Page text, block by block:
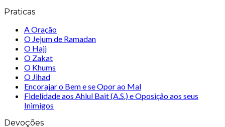
Praticas
A Oração
O Jejum de Ramadan
O Hajj
O Zakat
O Khums
O Jihad
Encorajar o Bem e se Opor ao Mal
Fidelidade aos Ahlul Bait (A.S.) e Oposição aos seus
Inimigos
Devoções